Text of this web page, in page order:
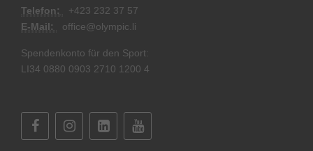
Telefon: +423 232 37 57
E-Mail:
office@olympic.li
Spendenkonto für den Sport:
LI34 0880 0903 2710 1200 4